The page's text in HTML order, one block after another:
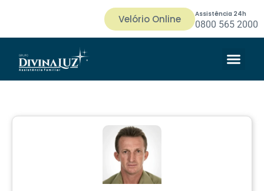
Velório Online Assistência 24h
0800 565 2000